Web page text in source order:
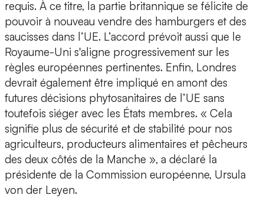
requis. À ce titre, la partie britannique se félicite de
pouvoir à nouveau vendre des hamburgers et des
saucisses dans l’UE. L’accord prévoit aussi que le
Royaume-Uni s'aligne progressivement sur les
règles européennes pertinentes. Enfin, Londres
devrait également être impliqué en amont des
futures décisions phytosanitaires de l’UE sans
toutefois siéger avec les États membres. « Cela
signifie plus de sécurité et de stabilité pour nos
agriculteurs, producteurs alimentaires et pêcheurs
des deux côtés de la Manche », a déclaré la
présidente de la Commission européenne, Ursula
von der Leyen.